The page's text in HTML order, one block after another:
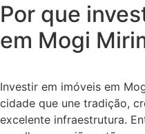
Por que
em Mogi
Investir em imóveis em
cidade que une tradição,
excelente infraestrutura.